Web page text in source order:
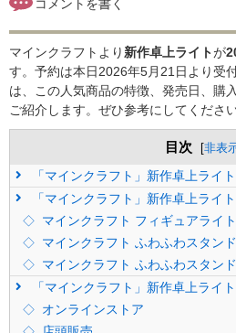
マインクラフトより 新作卓上ライトが
す。予約は本日2026年5月21日より受
は、この人気商品の特徴、発売日、購
ご紹介します。ぜひ参考にしてください
目次 [非表
「マインクラフト」新作卓上ライ
「マインクラフト」新作卓上ライ
マインクラフト フィギュアライ
マインクラフト ふわふわスタン
マインクラフト ふわふわスタン
「マインクラフト」新作卓上ライ
オンラインストア